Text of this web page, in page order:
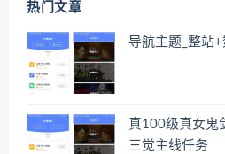
热门文章
导航主题_整站+
真100级真女鬼
三觉主线任务